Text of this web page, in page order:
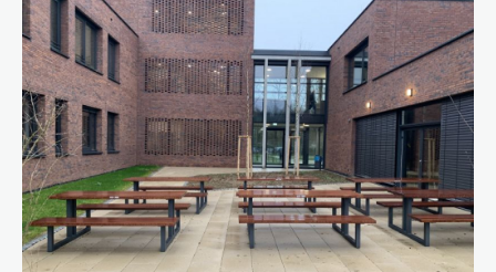
ÜBER UNS
KONTAKT
Nusser Stadtmöbel GmbH & Co. KG
Max-Eyth-Straße 33, D-71364 Winnenden
Telefon: 07195 / 693-111
Telefax: 07195 / 693-123
E‑Mail: nusser@stadtmoebel.de